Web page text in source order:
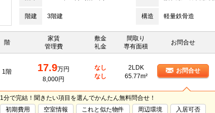
階建 3階建 構造 軽量鉄骨造
階
家賃
管理費
敷金
礼金
間取り
専有面積
お問合せ
1階 17.9万円
8,000円
なし
なし
2LDK
65.77m²
お問合せ
1分で完結！聞きたい項目を選んでかんたん無料問合せ！
初期費用
空室情報 これと似た物件 周辺環境 入居可否